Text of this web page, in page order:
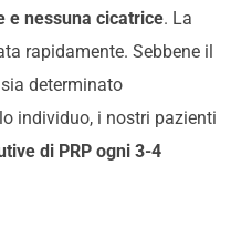
e nessuna cicatrice. La
rapidamente. Sebbene il
determinato
individuo, i nostri pazienti
di PRP ogni 3-4